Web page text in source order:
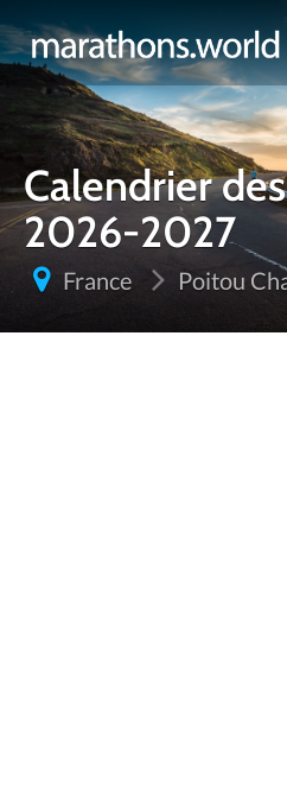
Calendrier
2026-2027
France Poitou